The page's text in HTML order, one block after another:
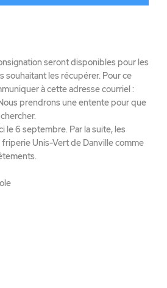
seront disponibles pour les
souhaitant les récupérer. Pour ce
à cette adresse courriel :
prendrons une entente pour que
le 6 septembre. Par la suite, les
friperie Unis-Vert de Danville comme